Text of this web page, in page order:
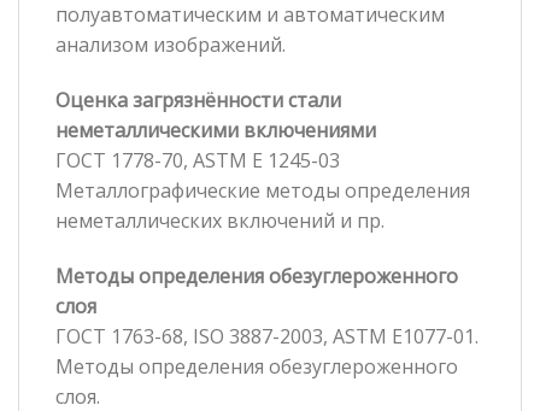
полуавтоматическим и автоматическим
анализом изображений.
Оценка загрязнённости стали
неметаллическими включениями
ГОСТ 1778-70, ASTM E 1245-03
Металлографические методы определения
неметаллических включений и пр.
Методы определения обезуглероженного
слоя
ГОСТ 1763-68, ISO 3887-2003, ASTM E1077-01.
Методы определения обезуглероженного
слоя.